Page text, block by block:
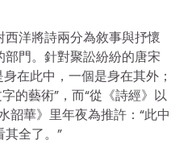
洋將詩兩分為敘事與抒懷
門。針對聚訟紛紛的唐宋
在此中，一個是身在其外；
的藝術”，而“從《詩經》以
韶華》里年夜為推許：“此中
全了。”